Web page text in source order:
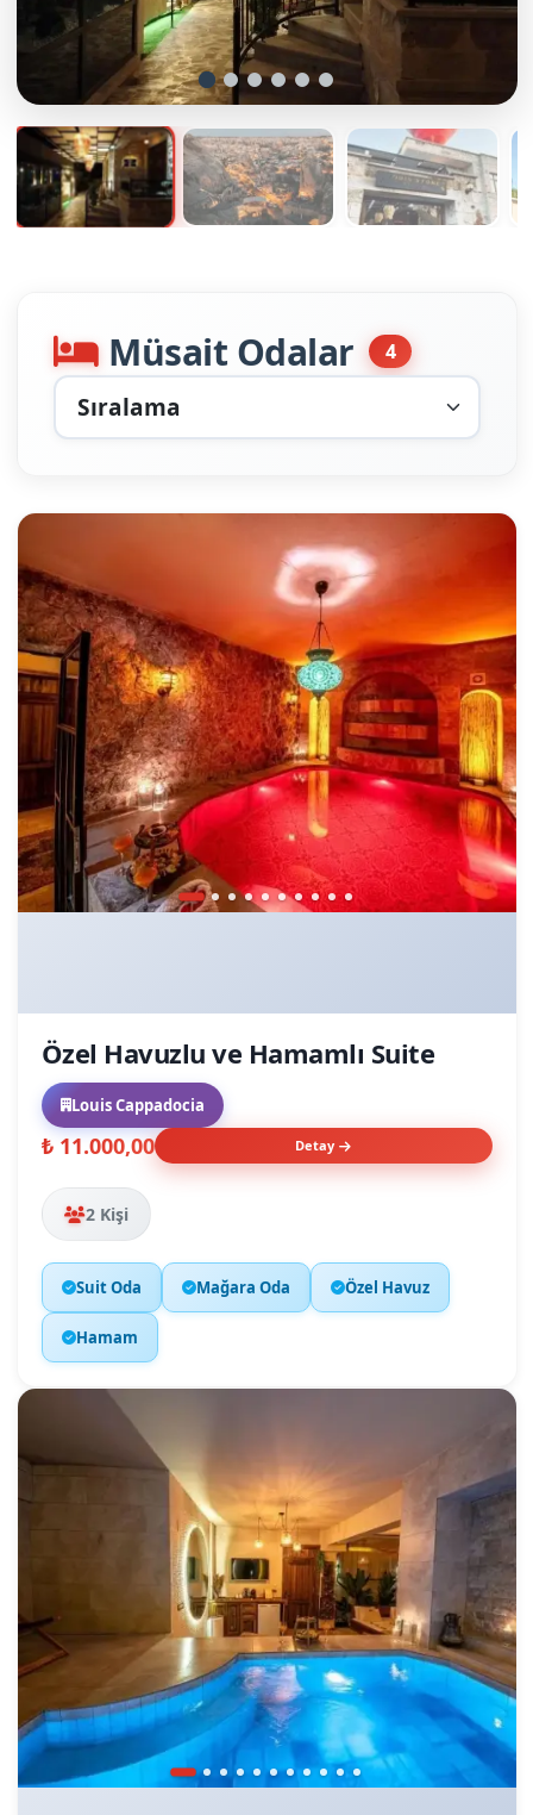
Müsait Odalar 4
Özel Havuzlu ve Hamamlı Suite
Louis Cappadocia
₺ 11.000,00 Detay
2 Kişi
Suit Oda Mağara Oda Özel Havuz
Hamam